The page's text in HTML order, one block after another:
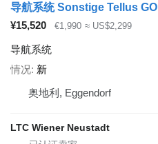
导航系统 Sonstige Tellus GO
¥15,520
€1,990 ≈ US$2,299
导航系统
情况 新
奥地利, Eggendorf
LTC Wiener Neustadt